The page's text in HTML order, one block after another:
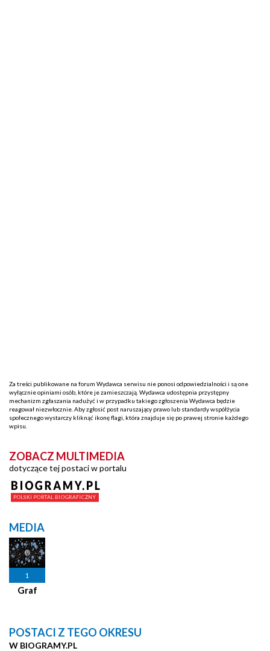
Za treści publikowane na forum Wydawca serwisu nie ponosi odpowiedzialności i są one
wyłącznie opiniami osób, które je zamieszczają. Wydawca udostępnia przystępny
mechanizm zgłaszania nadużyć i w przypadku takiego zgłoszenia Wydawca będzie
reagował niezwłocznie. Aby zgłosić post naruszający prawo lub standardy współżycia
społecznego wystarczy kliknąć ikonę flagi, która znajduje się po prawej stronie każdego
wpisu.
ZOBACZ MULTIMEDIA
dotyczące tej postaci w portalu
MEDIA
1
Graf
POSTACI Z TEGO OKRESU
W BIOGRAMY.PL